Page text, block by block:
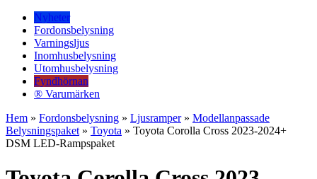
Nyheter
Fordonsbelysning
Varningsljus
Inomhusbelysning
Utomhusbelysning
Fyndhörnan
® Varumärken
Hem » Fordonsbelysning » Ljusramper» Modellanpassade
Belysningspaket » Toyota » Toyota Corolla Cross 2023-2024+
DSM LED-Rampspaket